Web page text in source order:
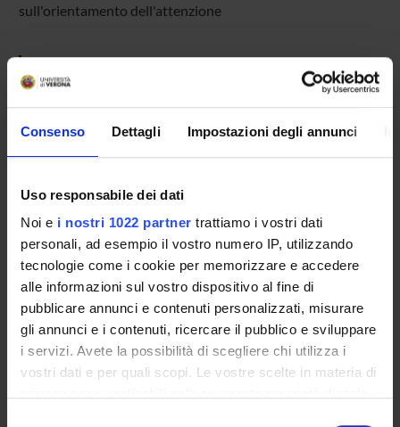
Consenso Dettagli Impostazioni degli annunci
Uso responsabile dei dati
Noi e i nostri 1022 partner trattiamo i vostri dati
personali, ad esempio il vostro numero IP, utilizzando
tecnologie come i cookie per memorizzare e accedere
alle informazioni sul vostro dispositivo al fine di
pubblicare annunci e contenuti personalizzati, misurare
gli annunci e i contenuti, ricercare il pubblico e sviluppare
i servizi. Avete la possibilità di scegliere chi utilizza i
vostri dati e per quali scopi. Le vostre scelte in materia di
sull'orientamento dell'attenzione
Leonardo Chelazzi
Professore ordinario
Chiara Della Libera
SEZIONI
Fisiologia e Psicologia